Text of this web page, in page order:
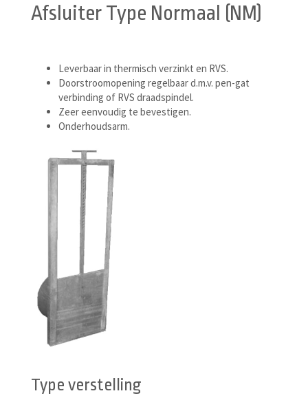
Afsluiter Type Normaal (NM)
Leverbaar in thermisch verzinkt en RVS.
Doorstroomopening regelbaar d.m.v. pen-gat
verbinding of RVS draadspindel.
Zeer eenvoudig te bevestigen.
Onderhoudsarm.
Type verstelling